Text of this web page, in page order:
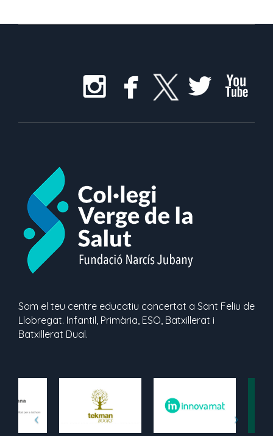
Som el teu centre educatiu concertat a Sant Feliu de
Llobregat. Infantil, Primària, ESO, Batxillerat i
Batxillerat Dual.